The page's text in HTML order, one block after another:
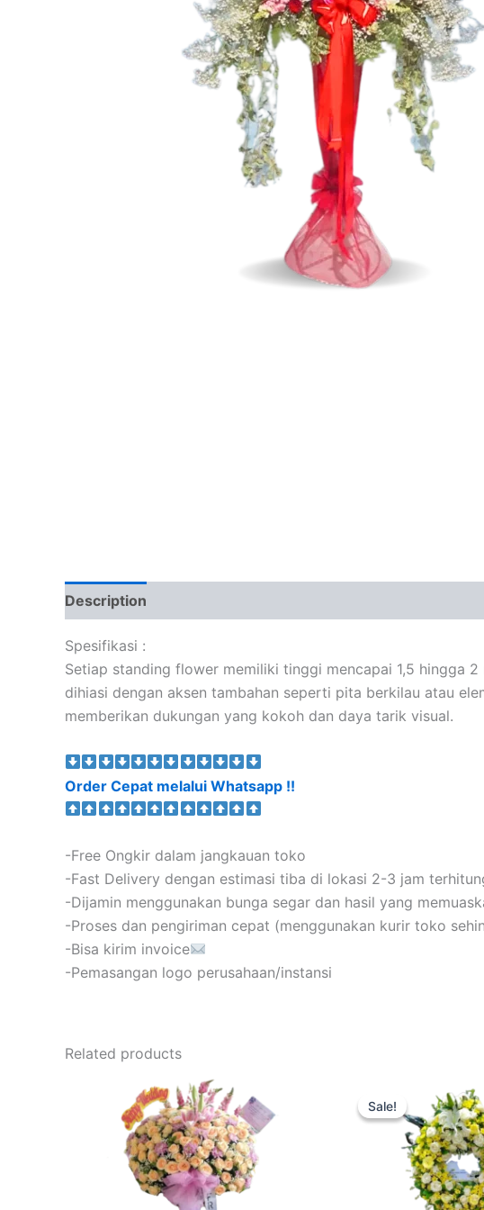
Description
Spesifikasi :
Setiap standing flower memiliki tinggi mencapai 1,5 hingga
dihiasi dengan aksen tambahan seperti pita berkilau atau
memberikan dukungan yang kokoh dan daya tarik visual.
Order Cepat melalui Whatsapp !!
-Free Ongkir dalam jangkauan toko
-Fast Delivery dengan estimasi tiba di lokasi 2-3 jam
-Dijamin menggunakan bunga segar dan hasil yang
-Proses dan pengiriman cepat (menggunakan kurir toko
-Bisa kirim invoice
-Pemasangan logo perusahaan/instansi
Related products
Sale!
Sale!
price
was: